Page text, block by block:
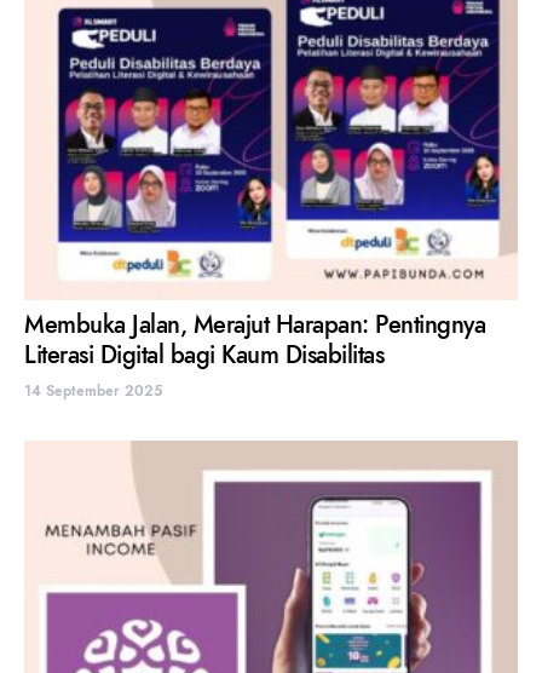
Membuka Jalan, Merajut Harapan: Pentingnya
Literasi Digital bagi Kaum Disabilitas
14 September 2025